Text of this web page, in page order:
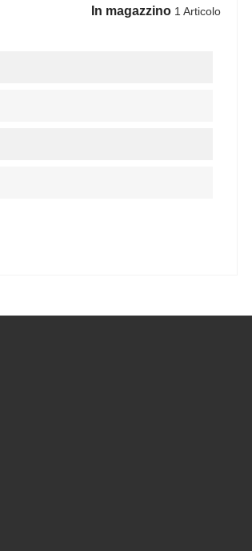
In magazzino 1 Articolo